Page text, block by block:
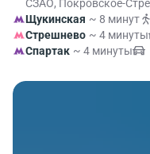
СЗАО, Покровское-
Щукинская ~ 8 минут
Стрешнево ~ 4 минуты
Спартак ~ 4 минуты